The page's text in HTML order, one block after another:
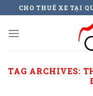
to
content
CHO THUÊ XE TẠI
TAG ARCHIVES: